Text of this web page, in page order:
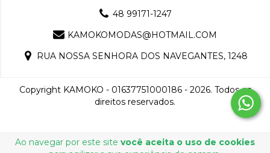
Ao navegar por este site você aceita o uso de cookies
48 99171-1247
KAMOKOMODAS@HOTMAIL.COM
RUA NOSSA SENHORA DOS NAVEGANTES, 1248
Copyright KAMOKO - 01637751000186 - 2026. Todos os
direitos reservados.